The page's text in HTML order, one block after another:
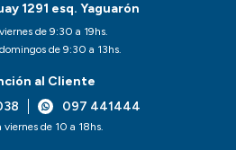
1291 esq. Yaguarón
de 9:30 a 19hs.
de 9:30 a 13hs.
al Cliente
097 441444
viernes de 10 a 18hs.